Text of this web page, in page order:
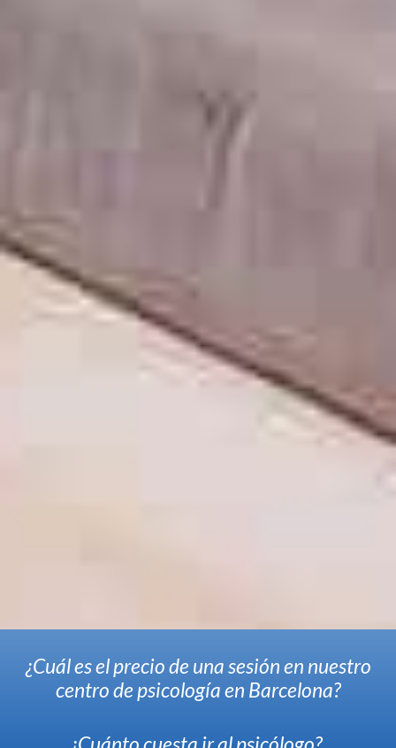
¿Cuál es el precio de una sesión en nuestro
centro de psicología en Barcelona?